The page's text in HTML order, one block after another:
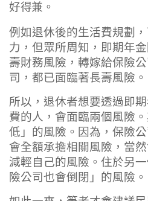
好得兼。
例如退休後的生活費規劃
力，但眾所周知，即期年
壽財務風險，轉嫁給保險
司，都已面臨著長壽風險。
所以，退休者想要透過即
費的人，會面臨兩個風險
低」的風險。因為，保險
會全額承擔相關風險，當
減輕自己的風險。住於另
險公司也會倒閉」的風險。